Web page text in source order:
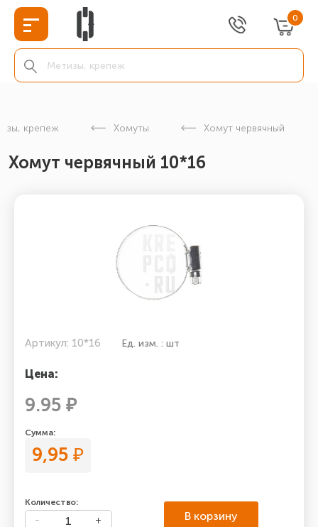
0
крепеж Хомуты Хомут червячный
Хомут червячный 10*16
Артикул: 10*16 Ед. изм. : шт
Цена:
9.95 ₽
Сумма:
9,95 ₽
Количество:
В корзину